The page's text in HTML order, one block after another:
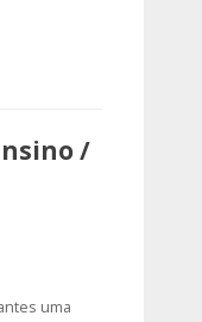
/
uma